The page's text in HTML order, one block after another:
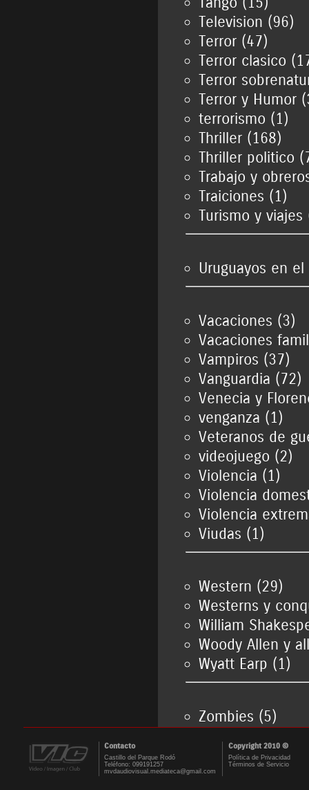
Television (96)
Terror (47)
Terror clasico
Terror
Terror y Humor
terrorismo (1)
Thriller (168)
Thriller politico
Trabajo y
Traiciones (1)
Turismo y viajes
Uruguayos en
Vacaciones (3)
Vacaciones
Vampiros (37)
Vanguardia (72)
Venecia y
venganza (1)
Veteranos de
videojuego (2)
Violencia (1)
Violencia
Violencia
Viudas (1)
Western (29)
Westerns y
William
Woody Allen y
Wyatt Earp (1)
Zombies (5)
Contacto Copyright 2010 ©
Castillo del Parque Rodó
Teléfono: 099191257
mvdaudiovisual.mediateca@gmail.com
Política de Privacidad
Términos de Servicio